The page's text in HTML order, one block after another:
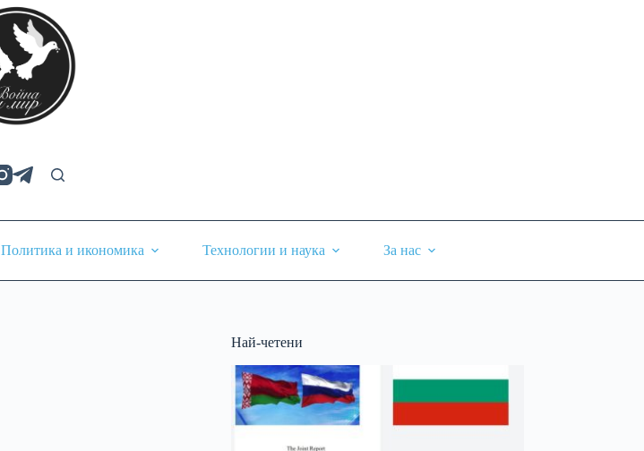
Политика и икономика Технологии и наука За нас
Най-четени